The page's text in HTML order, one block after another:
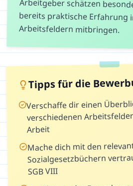
Arbeitsfeldern mitbringen.
Tipps für die
Verschaffe dir einen
verschiedenen
Arbeit
Mache dich mit den
Sozialgesetzbüchern
SGB VIII